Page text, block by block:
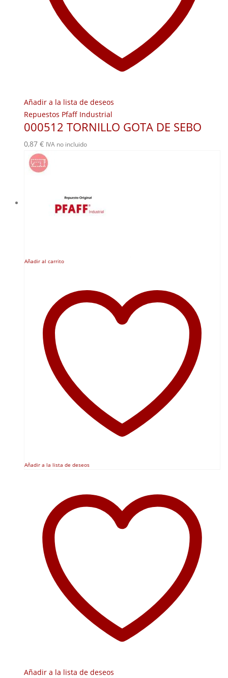
Añadir a la lista de deseos
Repuestos Pfaff Industrial
000512 TORNILLO GOTA DE SEBO
0,87 € IVA no incluido
Añadir al carrito
Añadir a la lista de deseos
Añadir a la lista de deseos